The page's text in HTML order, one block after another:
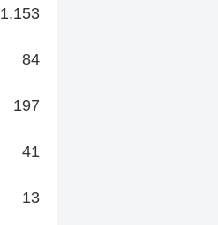
1,153
84
197
41
13